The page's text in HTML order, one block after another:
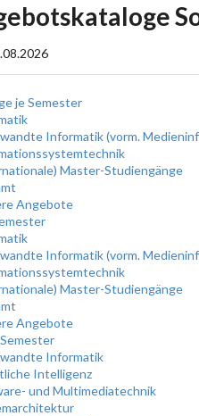
je Semester
Informatik (vorm.
Master-Studiengänge
Angebote
Informatik (vorm.
Master-Studiengänge
Angebote
Informatik
Intelligenz
und Multimediatechnik